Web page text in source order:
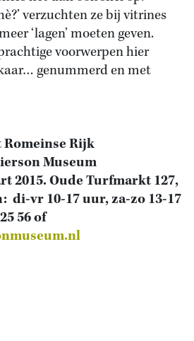
verzuchten ze bij vitrines
‘lagen’ moeten geven.
voorwerpen hier
genummerd en met
Romeinse Rijk
Museum
2015. Oude Turfmarkt 127,
di-vr 10-17 uur, za-zo 13-17
56 of